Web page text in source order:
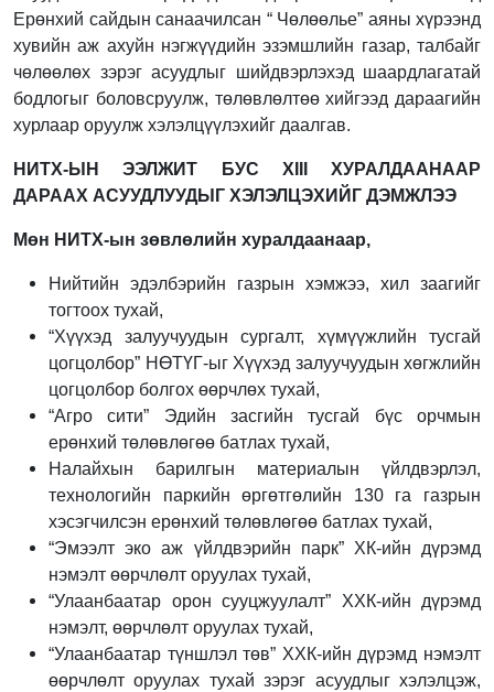
Ерөнхий сайдын санаачилсан “ Чөлөөлье” аяны хүрээнд
хувийн аж ахуйн нэгжүүдийн эзэмшлийн газар, талбайг
чөлөөлөх зэрэг асуудлыг шийдвэрлэхэд шаардлагатай
бодлогыг боловсруулж, төлөвлөлтөө хийгээд дараагийн
хурлаар оруулж хэлэлцүүлэхийг даалгав.
НИТХ-ЫН ЭЭЛЖИТ БУС XIII
ХУРАЛДААНААР
ДАРААХ АСУУДЛУУДЫГ ХЭЛЭЛЦЭХИЙГ ДЭМЖЛЭЭ
Мөн НИТХ-ын зөвлөлийн хуралдаанаар,
Нийтийн эдэлбэрийн газрын хэмжээ, хил заагийг
тогтоох тухай,
“Хүүхэд залуучуудын сургалт, хүмүүжлийн тусгай
цогцолбор” НӨТҮГ-ыг Хүүхэд залуучуудын хөгжлийн
цогцолбор болгох өөрчлөх тухай,
“Агро сити” Эдийн засгийн тусгай бүс орчмын
ерөнхий төлөвлөгөө батлах тухай,
Налайхын барилгын материалын үйлдвэрлэл,
технологийн паркийн өргөтгөлийн 130 га газрын
хэсэгчилсэн ерөнхий төлөвлөгөө батлах тухай,
“Эмээлт эко аж үйлдвэрийн парк” ХК-ийн дүрэмд
нэмэлт өөрчлөлт оруулах тухай,
“Улаанбаатар орон сууцжуулалт” ХХК-ийн дүрэмд
нэмэлт, өөрчлөлт оруулах тухай,
“Улаанбаатар түншлэл төв” ХХК-ийн дүрэмд нэмэлт
өөрчлөлт оруулах тухай зэрэг асуудлыг хэлэлцэж,